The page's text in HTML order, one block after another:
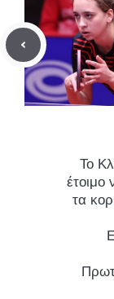
Το
έτοιμο
τα